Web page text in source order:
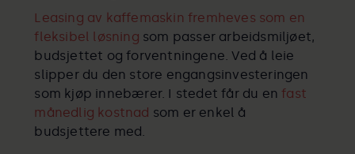
Leasing av kaffemaskin fremheves som en
fleksibel løsning som passer arbeidsmiljøet,
budsjettet og forventningene. Ved å leie
slipper du den store engangsinvesteringen
som kjøp innebærer. I stedet får du en fast
månedlig kostnad som er enkel å
budsjettere med.